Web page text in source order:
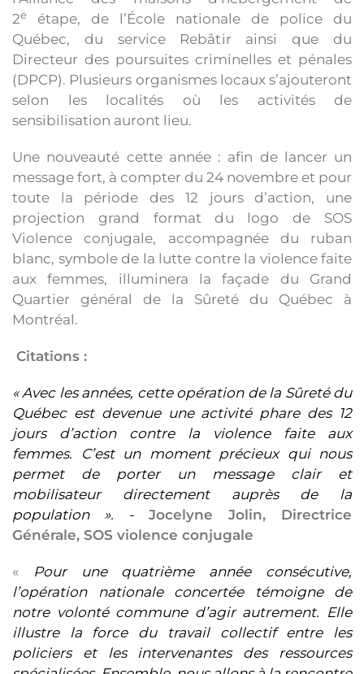
2e
étape, de l’École nationale de police du
Québec, du service Rebâtir ainsi que du
Directeur des poursuites criminelles et pénales
(DPCP). Plusieurs organismes locaux s’ajouteront
selon les localités où les activités de
sensibilisation auront lieu.
Une nouveauté cette année : afin de lancer un
message fort, à compter du 24 novembre et pour
toute la période des 12 jours d’action, une
projection grand format du logo de SOS
Violence conjugale, accompagnée du ruban
blanc, symbole de la lutte contre la violence faite
aux femmes, illuminera la façade du Grand
Quartier général de la Sûreté du Québec à
Montréal.
Citations :
« Avec les années, cette opération de la Sûreté du
Québec est devenue une activité phare des 12
jours d’action contre la violence faite aux
femmes. C’est un moment précieux qui nous
permet de porter un message clair et
mobilisateur directement auprès de la
population ». - Jocelyne Jolin, Directrice
Générale, SOS violence conjugale
«
Pour une quatrième année consécutive,
l’opération nationale concertée témoigne de
notre volonté commune d’agir autrement. Elle
illustre la force du travail collectif entre les
policiers et les intervenantes des ressources